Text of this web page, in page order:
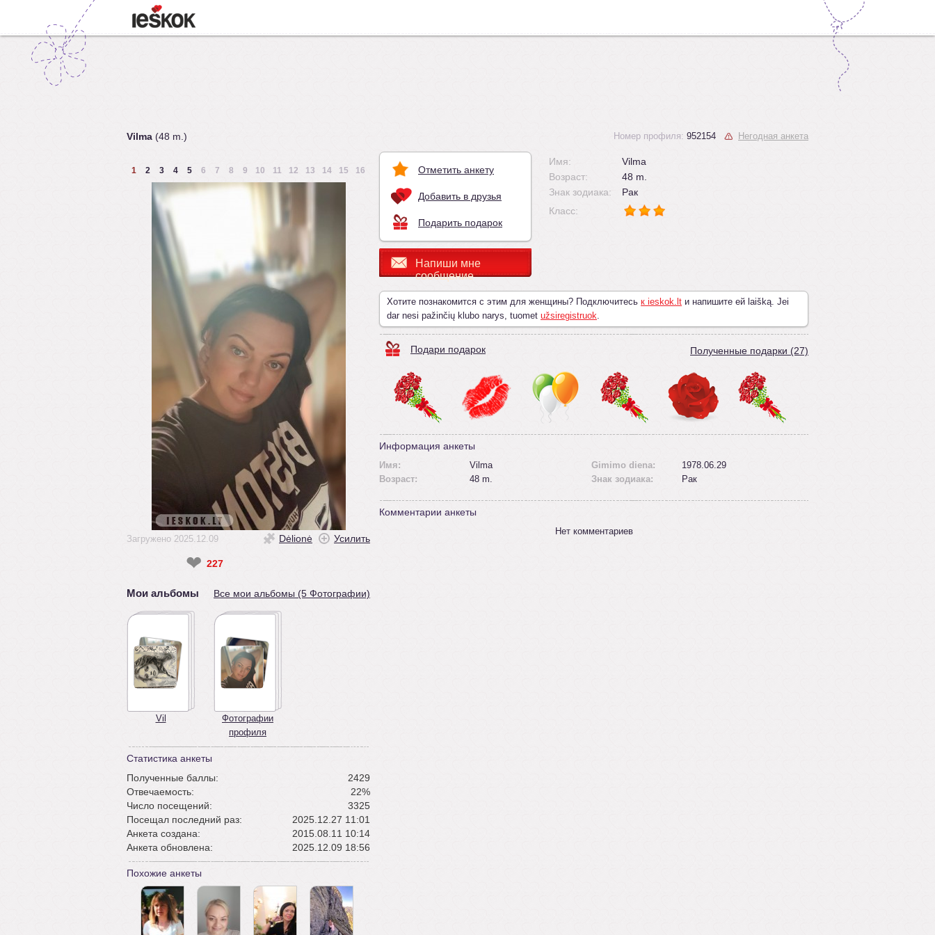
Vilma (48 m.)
1 2 3 4 5 6 7 8 9 10 11 12 13 14 15 16
Загружено 2025.12.09 Dėlionė Усилить
❤ 227
Мои альбомы Все мои альбомы (5 Фотографии)
Vil
Фотографии
профиля
Статистика анкеты
Полученные баллы:
2429
Отвечаемость:
22%
Число посещений:
3325
Посещал последний раз:
2025.12.27 11:01
Анкета создана:
2015.08.11 10:14
Анкета обновлена:
2025.12.09 18:56
Похожие анкеты
Отметить анкету
Добавить в друзья
Подарить подарок
Напиши мне
сообщение
Номер профиля: 952154 Негодная анкета
Имя:
Vilma
Возраст:
48 m.
Знак зодиака:
Рак
Класс:
Хотите познакомится с этим для женщины? Подключитесь к ieskok.lt и напишите ей laišką. Jei
dar nesi pažinčių klubo narys, tuomet užsiregistruok.
Подари подарок Полученные подарки (27)
Информация анкеты
Имя:
Vilma
Возраст:
48 m.
Gimimo diena:
1978.06.29
Знак зодиака:
Рак
Комментарии анкеты
Нет комментариев